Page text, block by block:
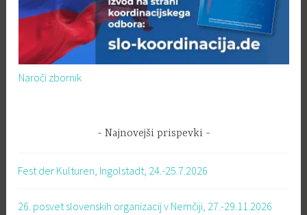
Naroči zbornik
Najnovejši prispevki
Fest der Kulturen, Ingolstadt, 24.-25.7.2026
26. posvet slovenskih organizacij v Nemčiji, 27.-29.11.2026